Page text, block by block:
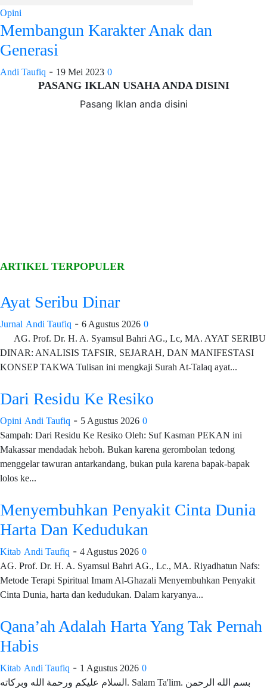
Opini
Membangun Karakter Anak dan
Generasi
Andi Taufiq - 19 Mei 2023 0
PASANG IKLAN USAHA ANDA DISINI
Pasang Iklan anda disini
ARTIKEL TERPOPULER
Ayat Seribu Dinar
Jurnal Andi Taufiq - 6 Agustus 2026 0
AG. Prof. Dr. H. A. Syamsul Bahri AG., Lc, MA. AYAT SERIBU
DINAR: ANALISIS TAFSIR, SEJARAH, DAN MANIFESTASI
KONSEP TAKWA Tulisan ini mengkaji Surah At-Talaq ayat...
Dari Residu Ke Resiko
Opini Andi Taufiq - 5 Agustus 2026 0
Sampah: Dari Residu Ke Resiko Oleh: Suf Kasman PEKAN ini
Makassar mendadak heboh. Bukan karena gerombolan tedong
menggelar tawuran antarkandang, bukan pula karena bapak-bapak
lolos ke...
Menyembuhkan Penyakit Cinta Dunia
Harta Dan Kedudukan
Kitab Andi Taufiq - 4 Agustus 2026 0
AG. Prof. Dr. H. A. Syamsul Bahri AG., Lc., MA. Riyadhatun Nafs:
Metode Terapi Spiritual Imam Al-Ghazali Menyembuhkan Penyakit
Cinta Dunia, harta dan kedudukan. Dalam karyanya...
Qana’ah Adalah Harta Yang Tak Pernah
Habis
Kitab Andi Taufiq - 1 Agustus 2026 0
السلام عليكم ورحمة الله وبركاته. Salam Ta'lim. بسم الله الرحمن